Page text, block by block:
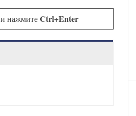
нажмитеCtrl+Enter